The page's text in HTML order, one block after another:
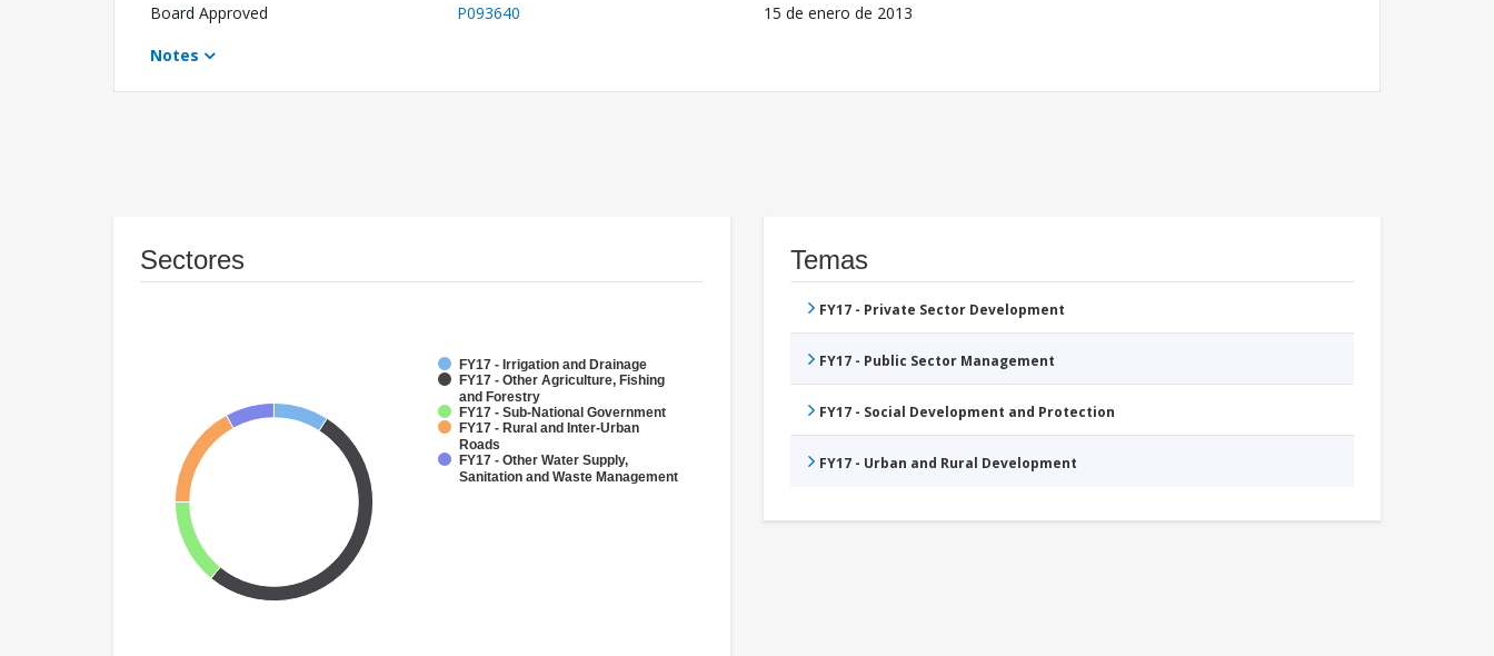
Board Approved
P093640
15 de enero de 2013
Notes
Sectores
FY17 - Irrigation and Drainage
FY17 - Other Agriculture, Fishing
and Forestry
FY17 - Sub-National Government
FY17 - Rural and Inter-Urban
Roads
FY17 - Other Water Supply,
Sanitation and Waste Management
Temas
FY17 - Private Sector Development
FY17 - Public Sector Management
FY17 - Social Development and Protection
FY17 - Urban and Rural Development